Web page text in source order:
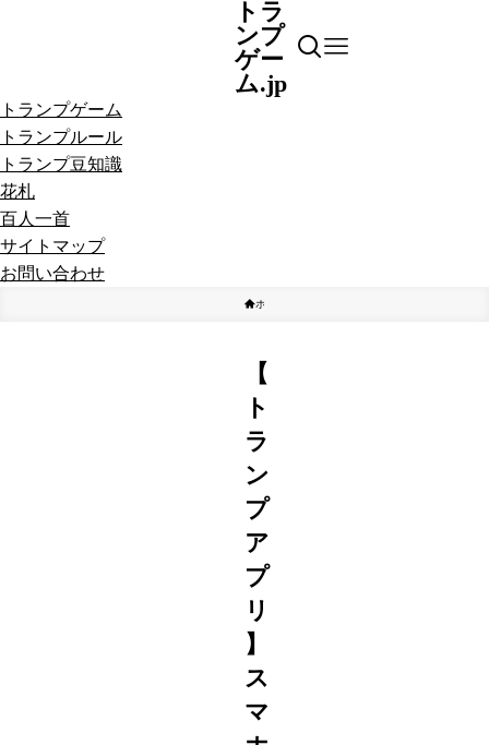
トラ
ンプ
ゲー
ム.jp
トランプゲーム
トランプルール
トランプ豆知識
花札
百人一首
サイトマップ
お問い合わせ
ホーム
【
ト
ラ
ン
プ
ア
プ
リ
】
ス
マ